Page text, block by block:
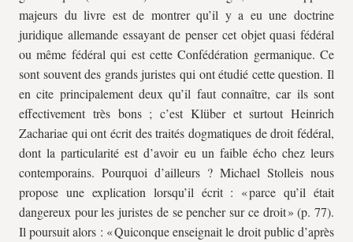
majeurs du livre est de montrer qu’il y a eu une doctrine
juridique allemande essayant de penser cet objet quasi fédéral
ou même fédéral qui est cette Confédération germanique. Ce
sont souvent des grands juristes qui ont étudié cette question. Il
en cite principalement deux qu’il faut connaître, car ils sont
effectivement très bons ; c’est Klüber et surtout Heinrich
Zachariae qui ont écrit des traités dogmatiques de droit fédéral,
dont la particularité est d’avoir eu un faible écho chez leurs
contemporains. Pourquoi d’ailleurs ? Michael Stolleis nous
propose une explication lorsqu’il écrit : « parce qu’il était
dangereux pour les juristes de se pencher sur ce droit » (p. 77).
Il poursuit alors : « Quiconque enseignait le droit public d’après